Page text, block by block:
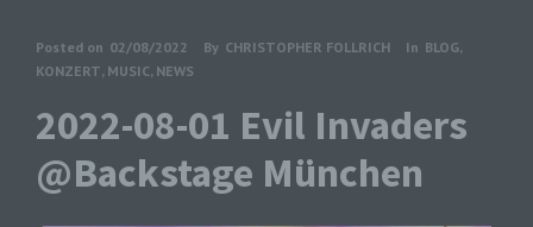
Posted on 02/08/2022 By CHRISTOPHER FOLLRICH In BLOG,
KONZERT, MUSIC, NEWS
2022-08-01 Evil Invaders
@Backstage München